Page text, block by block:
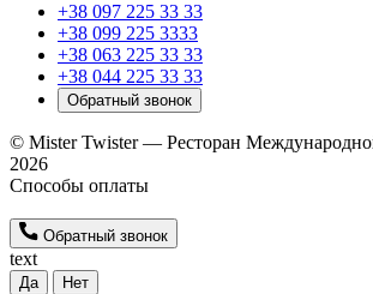
+38 097 225 33 33
+38 099 225 3333
+38 063 225 33 33
+38 044 225 33 33
Обратный звонок
© Mister Twister — Ресторан
2026
Способы оплаты
Обратный звонок
text
Да
Нет